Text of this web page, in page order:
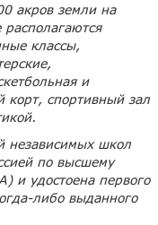
акров земли на
классы,
и
корт, спортивный зал
независимых школ
по высшему
и удостоена первого
либо выданного